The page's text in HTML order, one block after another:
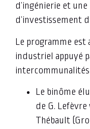
d’ingénierie et
d’investissement
Le programme est
industriel appuyé
intercommunalités
Le binôme
de G. Lefèvre
Thébault